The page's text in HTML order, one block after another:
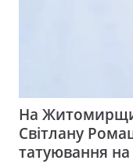
На
Світлану
татуювання на